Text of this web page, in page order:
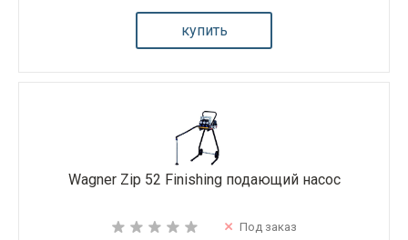
купить
Wagner Zip 52 Finishing подающий насос
Под заказ